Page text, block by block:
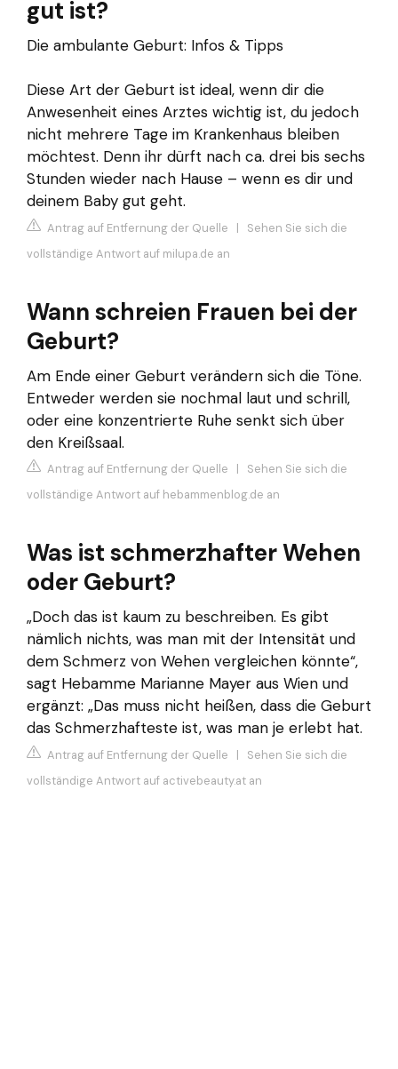
gut ist?
Die ambulante Geburt: Infos & Tipps
Diese Art der Geburt ist ideal, wenn dir die
Anwesenheit eines Arztes wichtig ist, du jedoch
nicht mehrere Tage im Krankenhaus bleiben
möchtest. Denn ihr dürft nach ca. drei bis sechs
Stunden wieder nach Hause – wenn es dir und
deinem Baby gut geht.
Antrag auf Entfernung der Quelle | Sehen Sie sich die
vollständige Antwort auf milupa.de an
Wann schreien Frauen bei der
Geburt?
Am Ende einer Geburt verändern sich die Töne.
Entweder werden sie nochmal laut und schrill,
oder eine konzentrierte Ruhe senkt sich über
den Kreißsaal.
Antrag auf Entfernung der Quelle | Sehen Sie sich die
vollständige Antwort auf hebammenblog.de an
Was ist schmerzhafter Wehen
oder Geburt?
„Doch das ist kaum zu beschreiben. Es gibt
nämlich nichts, was man mit der Intensität und
dem Schmerz von Wehen vergleichen könnte“,
sagt Hebamme Marianne Mayer aus Wien und
ergänzt: „Das muss nicht heißen, dass die Geburt
das Schmerzhafteste ist, was man je erlebt hat.
Antrag auf Entfernung der Quelle | Sehen Sie sich die
vollständige Antwort auf activebeauty.at an